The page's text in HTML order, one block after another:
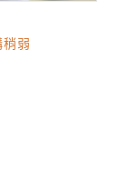
弱